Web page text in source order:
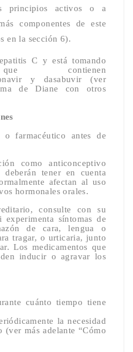
principios activos o a
componentes de este
en la sección 6).
C y está tomando
que contienen
y dasabuvir (ver
de Diane con otros
farmacéutico antes de
como anticonceptivo
tener en cuenta
afectan al uso
hormonales orales.
consulte con su
experimenta síntomas de
de cara, lengua o
tragar, o urticaria, junto
Los medicamentos que
inducir o agravar los
cuánto tiempo tiene
la necesidad
(ver más adelante “Cómo